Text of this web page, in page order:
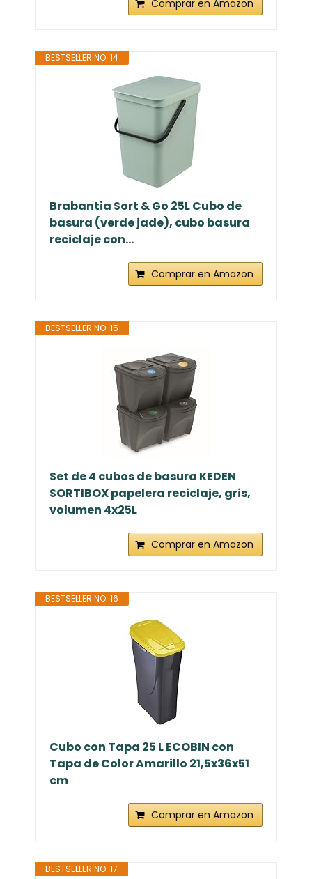
Comprar en Amazon
BESTSELLER NO. 14
Brabantia Sort & Go 25L Cubo de
basura (verde jade), cubo basura
reciclaje con...
Comprar en Amazon
BESTSELLER NO. 15
Set de 4 cubos de basura KEDEN
SORTIBOX papelera reciclaje, gris,
volumen 4x25L
Comprar en Amazon
BESTSELLER NO. 16
Cubo con Tapa 25 L ECOBIN con
Tapa de Color Amarillo 21,5x36x51
cm
Comprar en Amazon
BESTSELLER NO. 17